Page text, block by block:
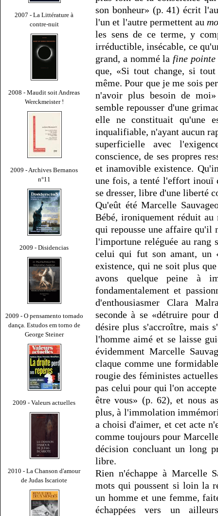
2007 - La Littérature à
contre-nuit
2008 - Maudit soit Andreas
Werckmeister !
2009 - Archives Bernanos
n°11
2009 - Disidencias
2009 - O pensamento tornado
dança. Estudos em torno de
George Steiner
2009 - Valeurs actuelles
2010 - La Chanson d'amour
de Judas Iscariote
son bonheur» (p. 41) écrit
l'un et l'autre permettent au
les sens de ce terme, y
irréductible, insécable, ce
grand, a nommé la fine pointe
que, «Si tout change, si
même. Pour que je me sois
n'avoir plus besoin de
semble repousser d'une
elle ne constituait qu'une
inqualifiable, n'ayant aucun
superficielle avec
conscience, de ses propres
et inamovible existence.
une fois, a tenté l'effort inouï
se dresser, libre d'une liberté
Qu'eût été Marcelle
Bébé, ironiquement réduit
qui repousse une affaire qu'il
l'importune reléguée au rang
celui qui fut son amant, un
existence, qui ne soit plus
avons quelque peine à
fondamentalement et
d'enthousiasmer Clara
seconde à se «détruire pour
désire plus s'accroître, mais
l'homme aimé et se laisse
évidemment Marcelle
claque comme une
rougie des féministes
pas celui pour qui l'on
être vous» (p. 62), et nous
plus, à l'immolation
a choisi d'aimer, et cet acte
comme toujours pour
décision concluant un long
libre.
Rien n'échappe à Marcelle
mots qui poussent si loin la
un homme et une femme,
échappées vers un